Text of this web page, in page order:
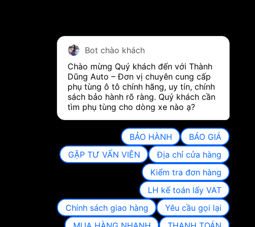
Bot chào khách
Chào mừng Quý khách đến với Thành
Dũng Auto – Đơn vị chuyên cung cấp
phụ tùng ô tô chính hãng, uy tín, chính
sách bảo hành rõ ràng. Quý khách cần
tìm phụ tùng cho dòng xe nào ạ?
BẢO HÀNH
BÁO GIÁ
GẶP TƯ VẤN VIÊN
Địa chỉ cửa hàng
Kiểm tra đơn hàng
LH kế toán lấy VAT
Chính sách giao hàng
Yêu cầu gọi lại